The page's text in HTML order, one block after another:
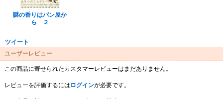
謎の香りはパン屋か
ら ２
ツイート
ユーザーレビュー
この商品に寄せられたカスタマーレビューはまだありません。
レビューを評価するには ログインが必要です。